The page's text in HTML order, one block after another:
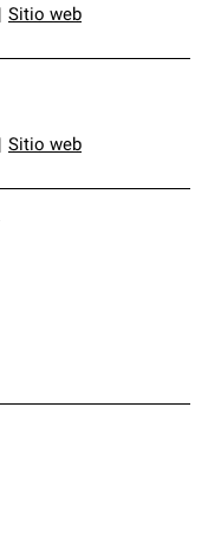
Sitio web
Sitio web